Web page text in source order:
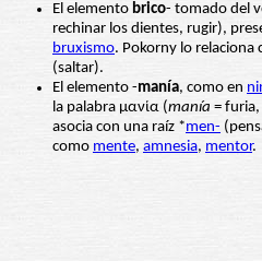
El elemento brico- tomado del
rechinar los dientes, rugir),
bruxismo. Pokorny lo relaciona
(saltar).
El elemento -manía, como en
la palabra μανία (manía =
asocia con una raíz *men-
como mente, amnesia, mentor.